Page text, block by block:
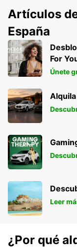
Artículos
España
For
Únete
Leer
¿Por qué